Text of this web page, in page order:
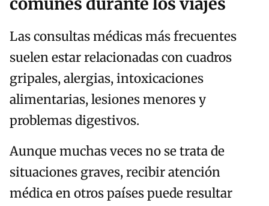
Las consultas médicas más frecuentes
suelen estar relacionadas con cuadros
gripales, alergias, intoxicaciones
alimentarias, lesiones menores y
problemas digestivos.
Aunque muchas veces no se trata de
situaciones graves, recibir atención
médica en otros países puede resultar